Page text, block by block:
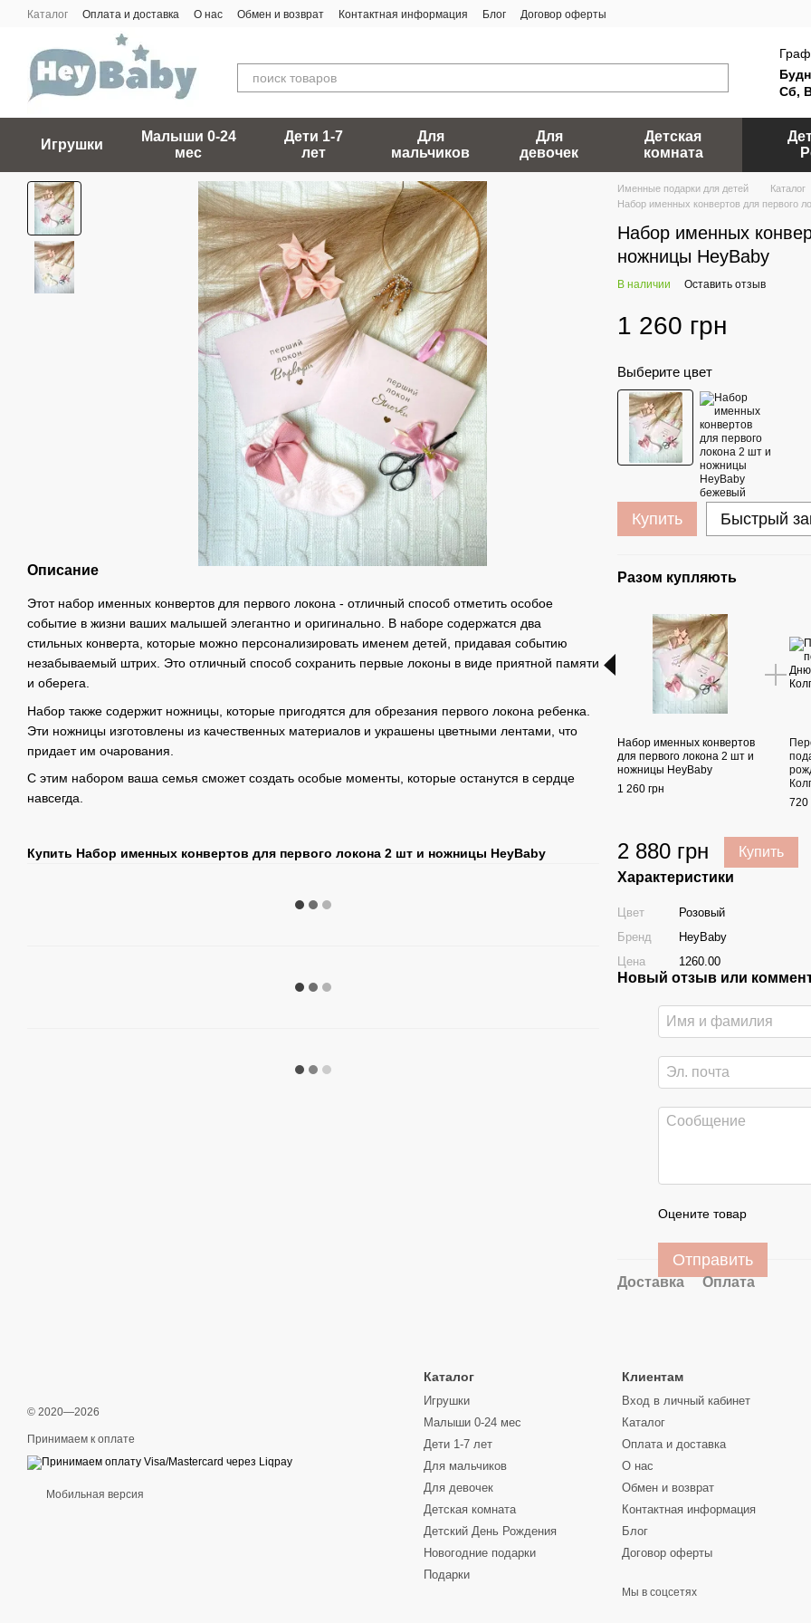
Перейти к основному контенту
Каталог Оплата и доставка О нас Обмен и возврат Контактная информация Блог Договор оферты
Сб,
Игрушки
Малыши 0-24
мес
Дети 1-7
лет
Для
мальчиков
Для
девочек
Детская
комната
Описание
Этот набор именных конвертов для первого локона - отличный способ отметить особое
событие в жизни ваших малышей элегантно и оригинально. В наборе содержатся два
стильных конверта, которые можно персонализировать именем детей, придавая событию
незабываемый штрих. Это отличный способ сохранить первые локоны в виде приятной памяти
и оберега.
Набор также содержит ножницы, которые пригодятся для обрезания первого локона ребенка.
Эти ножницы изготовлены из качественных материалов и украшены цветными лентами, что
придает им очарования.
С этим набором ваша семья сможет создать особые моменты, которые останутся в сердце
навсегда.
Купить Набор именных конвертов для первого локона 2 шт и ножницы HeyBaby
Именные подарки для детей Каталог
Набор именных конвертов для первого
Набор именных
ножницы HeyBaby
В наличии Оставить отзыв
1 260 грн
Выберите цвет
Купить Быстрый
Разом купляють
Набор именных конвертов
для первого локона 2 шт и
ножницы HeyBaby
1 260 грн
720
2 880 грн Купить
Характеристики
Цвет
Розовый
Бренд
HeyBaby
Цена
1260.00
Новый отзыв или
Оцените товар
Отправить
Доставка Оплата
© 2020—2026
Принимаем к оплате
Мобильная версия
Каталог
Игрушки
Малыши 0-24 мес
Дети 1-7 лет
Для мальчиков
Для девочек
Детская комната
Детский День Рождения
Новогодние подарки
Подарки
Клиентам
Вход в личный кабинет
Каталог
Оплата и доставка
О нас
Обмен и возврат
Контактная информация
Блог
Договор оферты
Мы в соцсетях